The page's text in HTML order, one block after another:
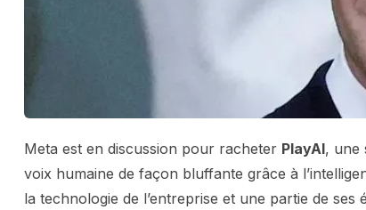
Meta est en discussion pour racheter PlayAI, une
voix humaine de façon bluffante grâce à
la technologie de l’entreprise et une partie de ses